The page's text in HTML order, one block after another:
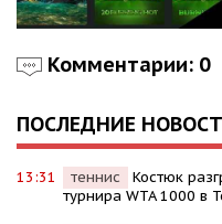
Комментарии: 0
ПОСЛЕДНИЕ
13:31 теннис
Костюк
турнира WTA 1000 в